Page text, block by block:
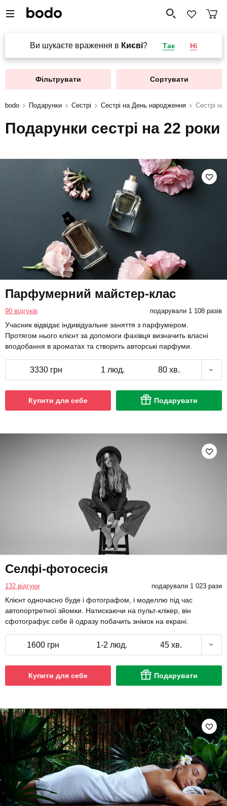
Ви шукаєте враження в Києві? Так Ні
Фільтрувати Сортувати
bodo Подарунки Сестрі Сестрі на День народження Сестрі на
Подарунки сестрі на 22 роки
Парфумерний майстер-клас
90 відгуків подарували 1 108 разів
Учасник відвідає індивідуальне заняття з парфумером.
Протягом нього клієнт за допомоги фахівця визначить власні
вподобання в ароматах та створить авторські парфуми.
3330 грн 1 люд. 80 хв.
Купити для себе Подарувати
Селфі-фотосесія
132 відгуки подарували 1 023 рази
Клієнт одночасно буде і фотографом, і моделлю під час
автопортретної зйомки. Натискаючи на пульт-клікер, він
сфотографує себе й одразу побачить знімок на екрані.
1600 грн 1-2 люд. 45 хв.
Купити для себе Подарувати